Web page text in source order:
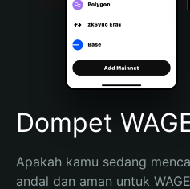
Português (Brasil)
Español (Argentina)
Dompet
Apakah kamu sedang
andal dan aman untuk